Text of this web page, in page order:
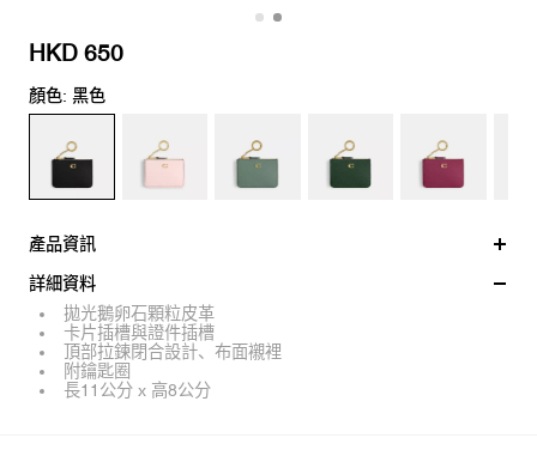
HKD 650
顏色: 黑色
產品資訊
詳細資料
拋光鵝卵石顆粒皮革
卡片插槽與證件插槽
頂部拉鍊閉合設計、布面襯裡
附鑰匙圈
長11公分 x 高8公分